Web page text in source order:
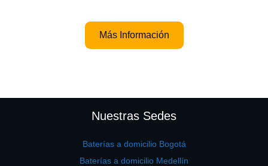
Más Información
Nuestras Sedes
Baterías a domicilio Bogotá
Baterías a domicilio Medellín